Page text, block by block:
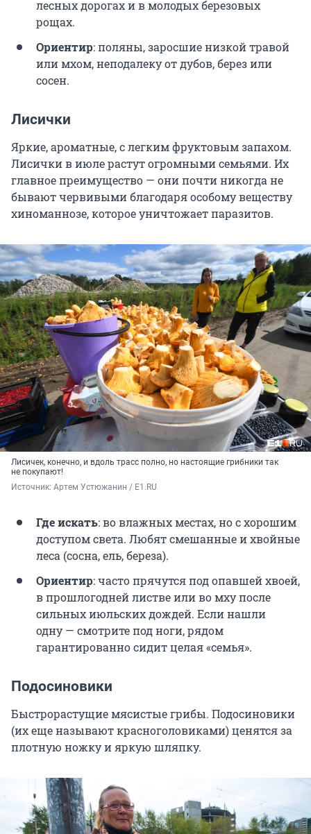
лесных дорогах и в молодых березовых
рощах.
Ориентир: поляны, заросшие низкой травой
или мхом, неподалеку от дубов, берез или
сосен.
Лисички
Яркие, ароматные, с легким фруктовым запахом.
Лисички в июле растут огромными семьями. Их
главное преимущество — они почти никогда не
бывают червивыми благодаря особому веществу
хиноманнозе, которое уничтожает паразитов.
Лисичек, конечно, и вдоль трасс полно, но настоящие грибники так
не покупают!
Источник: Артем Устюжанин / E1.RU
Где искать: во влажных местах, но с хорошим
доступом света. Любят смешанные и хвойные
леса (сосна, ель, береза).
Ориентир: часто прячутся под опавшей хвоей,
в прошлогодней листве или во мху после
сильных июльских дождей. Если нашли
одну — смотрите под ноги, рядом
гарантированно сидит целая «семья».
Подосиновики
Быстрорастущие мясистые грибы. Подосиновики
(их еще называют красноголовиками) ценятся за
плотную ножку и яркую шляпку.